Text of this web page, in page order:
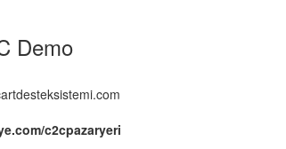
Demo
c2cpazaryeri